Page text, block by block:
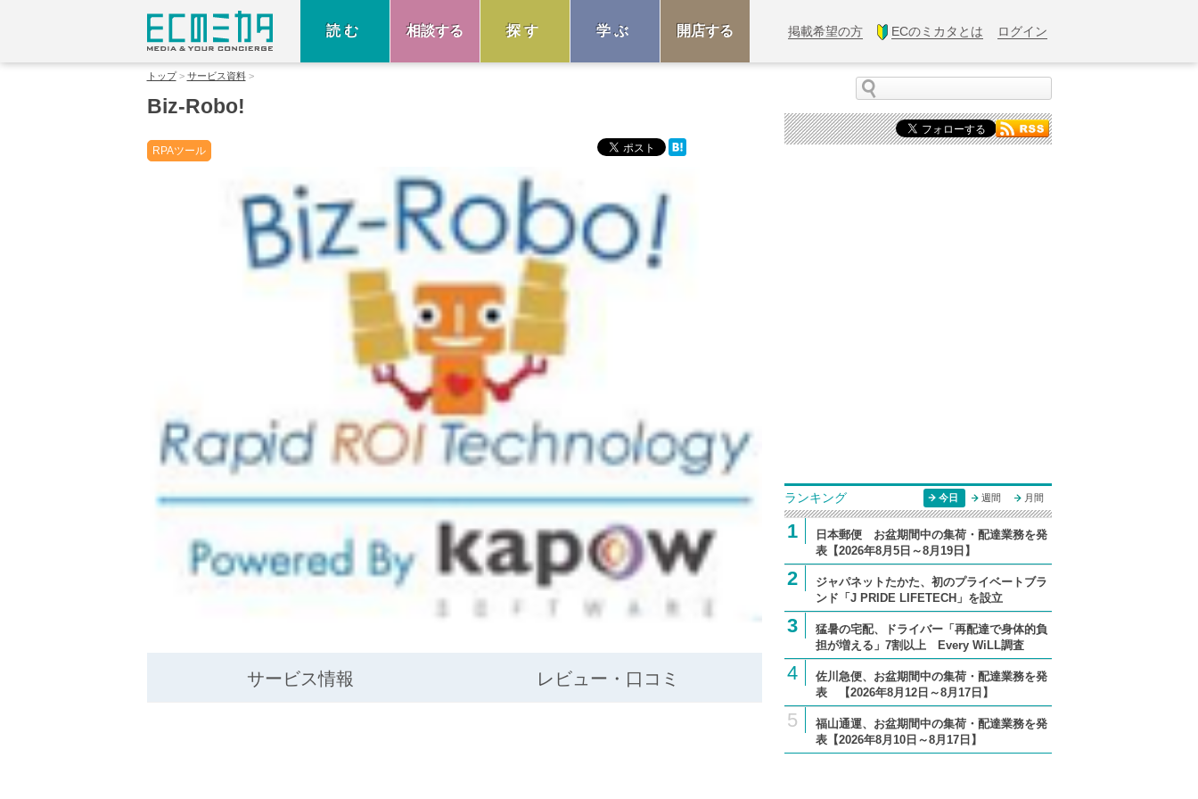
読む 相談する 探す 学ぶ 開店する 掲載希望の方 ECのミカタとは ログイン
トップ サービス資料
Biz-Robo!
RPAツール
サービス情報 レビュー・口コミ
ランキング 今日 週間 月間
1
日本郵便 お盆期間中の集荷・配達業務を発
表【2026年8月5日～8月19日】
2
ジャパネットたかた、初のプライベートブラ
ンド「J PRIDE LIFETECH」を設立
3
猛暑の宅配、ドライバー「再配達で身体的負
担が増える」7割以上 Every WiLL調査
4
佐川急便、お盆期間中の集荷・配達業務を発
表 【2026年8月12日～8月17日】
5
福山通運、お盆期間中の集荷・配達業務を発
表【2026年8月10日～8月17日】